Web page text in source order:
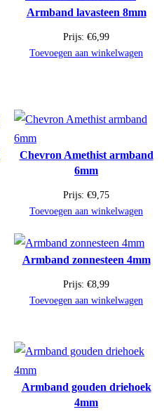
Armband lavasteen 8mm
Prijs: €6,99
Toevoegen aan winkelwagen
Chevron Amethist armband
6mm
Prijs: €9,75
Toevoegen aan winkelwagen
Armband zonnesteen 4mm
Prijs: €8,99
Toevoegen aan winkelwagen
Armband gouden driehoek
4mm